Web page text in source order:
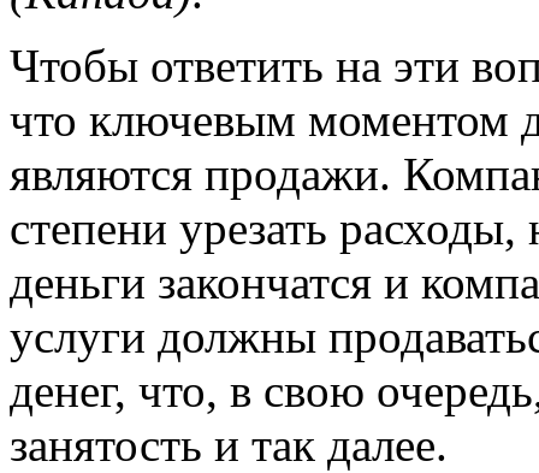
Чтобы ответить на эти
что ключевым моментом
являются продажи.
степени урезать
деньги закончатся и
услуги должны
денег, что, в свою
занятость и так далее.